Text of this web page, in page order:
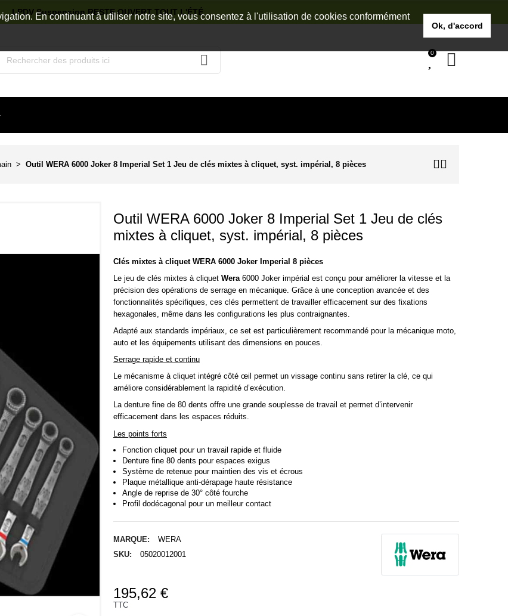
En continuant à utiliser notre site, vous consentez à l'utilisation de cookies conformément
Ok, d'accord
LPDV Suspension RESTE OUVERT TOUT L'ÉTÉ
0
Outil WERA 6000 Joker 8 Imperial Set 1 Jeu de clés mixtes à cliquet, syst. impérial, 8 pièces
Outil WERA 6000 Joker 8 Imperial Set 1 Jeu de clés
mixtes à cliquet, syst. impérial, 8 pièces
Clés mixtes à cliquet WERA 6000 Joker Imperial 8 pièces
Le jeu de clés mixtes à cliquet Wera 6000 Joker impérial est conçu pour améliorer la vitesse et la
précision des opérations de serrage en mécanique. Grâce à une conception avancée et des
fonctionnalités spécifiques, ces clés permettent de travailler efficacement sur des fixations
hexagonales, même dans les configurations les plus contraignantes.
Adapté aux standards impériaux, ce set est particulièrement recommandé pour la mécanique moto,
auto et les équipements utilisant des dimensions en pouces.
Serrage rapide et continu
Le mécanisme à cliquet intégré côté œil permet un vissage continu sans retirer la clé, ce qui
améliore considérablement la rapidité d’exécution.
La denture fine de 80 dents offre une grande souplesse de travail et permet d’intervenir
efficacement dans les espaces réduits.
Les points forts
Fonction cliquet pour un travail rapide et fluide
Denture fine 80 dents pour espaces exigus
Système de retenue pour maintien des vis et écrous
Plaque métallique anti-dérapage haute résistance
Angle de reprise de 30° côté fourche
Profil dodécagonal pour un meilleur contact
MARQUE:
WERA
SKU:
05020012001
195,62 €
TTC